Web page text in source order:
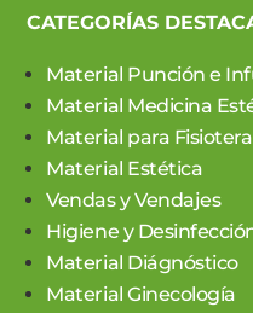
CATEGORÍAS
Material Punción e
Material Medicina
Material para
Material Estética
Vendas y Vendajes
Higiene y
Material Diágnóstico
Material Ginecología